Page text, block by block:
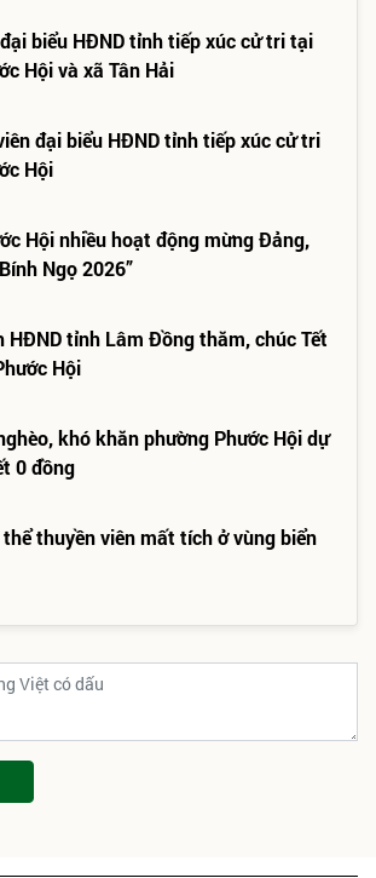
biểu HĐND tỉnh tiếp xúc cử tri tại
Hội và xã Tân Hải
đại biểu HĐND tỉnh tiếp xúc cử tri
Hội
Hội nhiều hoạt động mừng Đảng,
Ngọ 2026”
HĐND tỉnh Lâm Đồng thăm, chúc Tết
Hội
khó khăn phường Phước Hội dự
0 đồng
thuyền viên mất tích ở vùng biển